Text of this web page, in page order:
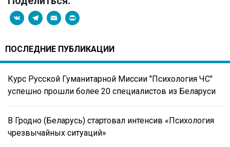
VK Telegram
Email
ПОСЛЕДНИЕ ПУБЛИКАЦИИ
Курс Русской Гуманитарной Миссии "Психология ЧС"
успешно прошли более 20 специалистов из Беларуси
В Гродно (Беларусь) стартовал интенсив «Психология
чрезвычайных ситуаций»